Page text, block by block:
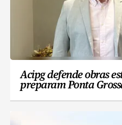
Acipg defende obras
preparam Ponta